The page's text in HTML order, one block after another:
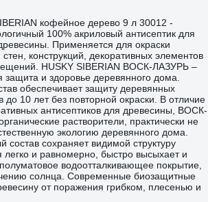
кофейное дерево 9 л 30012 -
100% акриловый антисептик для
Применяется для окраски
конструкций, декоративных элементов
HUSKY SIBERIAN ВОСК-ЛАЗУРЬ –
и здоровье деревянного дома.
обеспечивает защиту деревянных
10 лет без повторной окраски. В отличие
антисептиков для древесины, ВОСК-
растворители, практически не
экологию деревянного дома.
состав сохраняет видимой структуру
легко и равномерно, быстро высыхает и
водоотталкивающее покрытие,
солнца. Современные биозащитные
от поражения грибком, плесенью и